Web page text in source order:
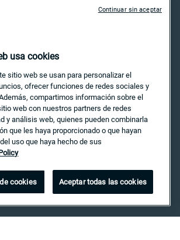
usa cookies
sitio web se usan para personalizar el
ofrecer funciones de redes sociales y
compartimos información sobre el
web con nuestros partners de redes
y análisis web, quienes pueden combinarla
que les haya proporcionado o que hayan
uso que haya hecho de sus
Aceptar todas las cookies
cookies
Continuar sin aceptar